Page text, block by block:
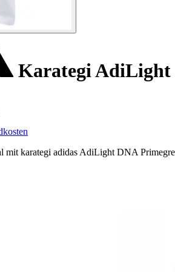
Karategi AdiLight
mit karategi adidas AdiLight DNA